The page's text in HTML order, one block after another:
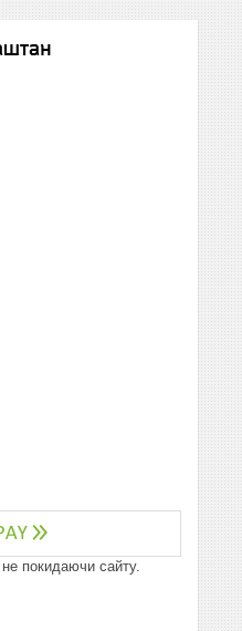
покидаючи сайту.